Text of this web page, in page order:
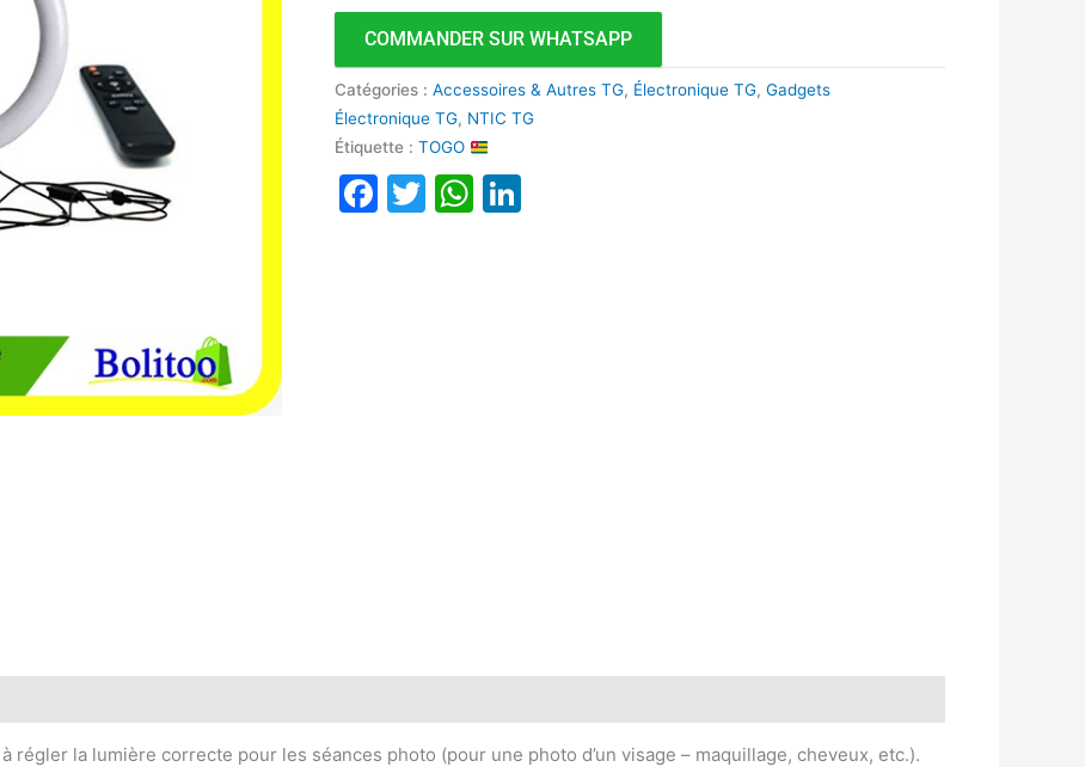
COMMANDER SUR WHATSAPP
Catégories :Accessoires & Autres TG, Électronique TG,Gadgets
Électronique TG, NTIC TG
Étiquette :TOGO
Facebook
TwitterWhatsApp
régler la lumière correcte pour les séances photo (pour une photo d’un visage – maquillage, cheveux, etc.).